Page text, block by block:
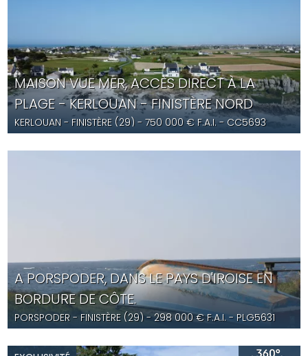
MAISON VUE MER, ACCÈS DIRECT À LA
PLAGE - KERLOUAN - FINISTÈRE NORD
KERLOUAN - FINISTÈRE (29) -750 000 € F.A.I.- CC5693
A PORSPODER, DANS LE PAYS D'IROISE EN
BORDURE DE CÔTE.
PORSPODER - FINISTÈRE (29) -298 000€ F.A.I.- PLG5631